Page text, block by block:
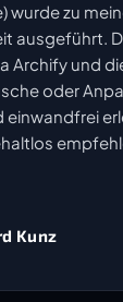
wurde zu
ausgeführt.
Archify und
oder
einwandfrei
Kunz